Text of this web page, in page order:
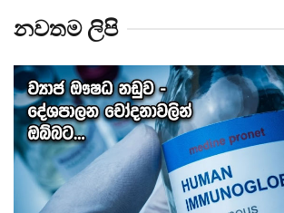
නවතම ලිපි